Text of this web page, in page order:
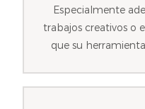
Especialmente
trabajos creativos o
que su